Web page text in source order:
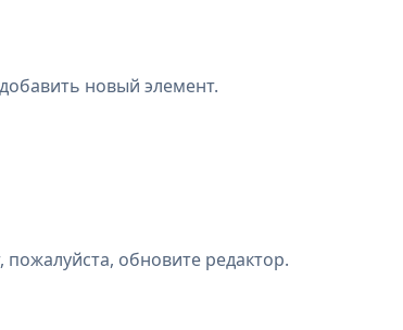
новый элемент.
пожалуйста, обновите редактор.